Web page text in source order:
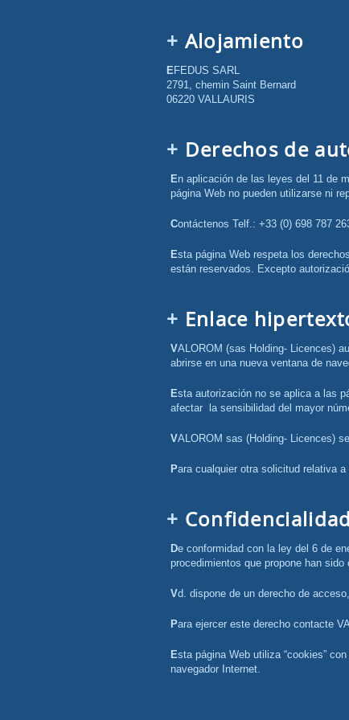
Alojamiento
EFEDUS SARL
2791, chemin Saint Bernard
06220 VALLAURIS
Derechos de
En aplicación de las leyes del 11 de marzo de 1957 y del 1 de julio de 1992 relativas al código de la propiedad intelectual, el conjunto de los contenidos de la
página Web no pueden utilizarse ni
Contáctenos Telf.: +33 (0) 698 787
Esta página Web respeta los derechos de autor. Todos los derechos de los autores de las obras protegidas, reproducidas y comunicadas en esta página Web
están reservados. Excepto
Enlace
VALOROM (sas Holding- Licences) autoriza la creación de un enlace hipertexto hacia su página web con las siguientes condiciones: - la página Web debe
abrirse en una nueva ventana de
Esta autorización no se aplica a las páginas Web que difunden información de carácter polémico, pornográfico, xenófobo o que pudiesen, en mayor medida,
afectar la sensibilidad del mayor
VALOROM sas (Holding- Licences)
Para cualquier otra solicitud relativa
Confidencialidad
De conformidad con la ley del 6 de enero de 1978 relativa a la informática, ficheros y libertades, esta página Web, así como los formularios en línea y tele-
procedimientos que propone han
Vd. dispone de un derecho de
Para ejercer este derecho contacte
Esta página Web utiliza “cookies” con fines puramente utilitarios (navegación y estadísticas). Las “cookies” son archivos de formato texto almacenados por su
navegador Internet.